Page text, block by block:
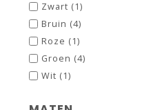
Zwart (1)
Bruin (4)
Roze (1)
Groen (4)
Wit (1)